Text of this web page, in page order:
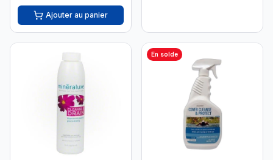
Ajouter au panier
En solde